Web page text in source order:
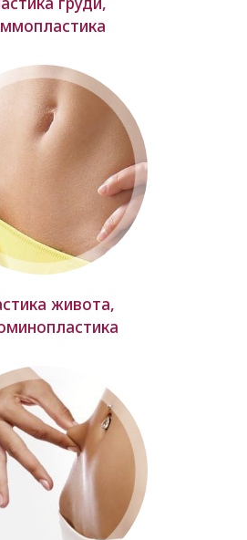
живота,